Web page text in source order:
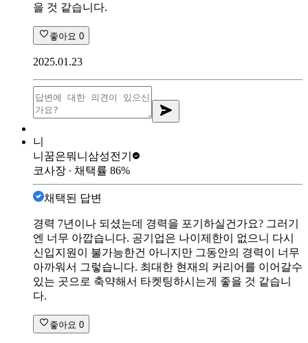
을 것 같습니다.
좋아요 0
2025.01.23
니
니꿈은뭐니 삼성전기
코사장 ∙ 채택률 86%
채택된 답변
경력 7년이나 되셨는데 경력을 포기하실건가요? 그러기
엔 너무 아깝습니다. 공기업은 나이제한이 없으니 다시
신입지원이 불가능한건 아니지만 그동안의 경력이 너무
아까워서 그렇습니다. 최대한 현재의 커리어를 이어갈수
있는 곳으로 축약해서 타켓팅하시는게 좋을 것 같습니
다.
좋아요 0